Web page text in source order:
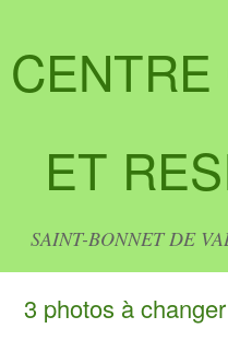
ET
SAINT-BONNET DE
3 photos à changer